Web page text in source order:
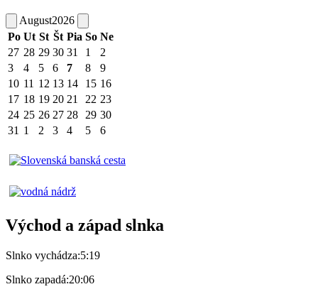
August2026
Po Ut St Št Pia So Ne
27 28 29 30 31 1
2
3
4 5 6 7 8
9
10 11 12 13 14 15 16
17 18 19 20 21 22 23
24 25 26 27 28 29 30
31 1 2 3 4 5 6
Východ a západ slnka
Slnko vychádza:5:19
Slnko zapadá:20:06